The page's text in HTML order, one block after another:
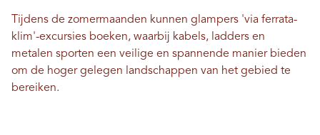
Tijdens de zomermaanden kunnen glampers 'via ferrata-
klim'-excursies boeken, waarbij kabels, ladders en
metalen sporten een veilige en spannende manier bieden
om de hoger gelegen landschappen van het gebied te
bereiken.